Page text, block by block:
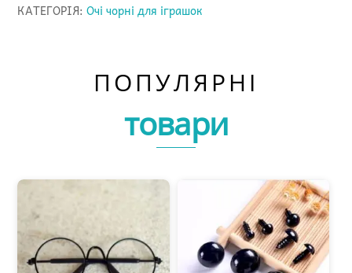
"гриб"
КАТЕГОРІЯ:Очі чорні для іграшок
ПОПУЛЯРНІ
товари